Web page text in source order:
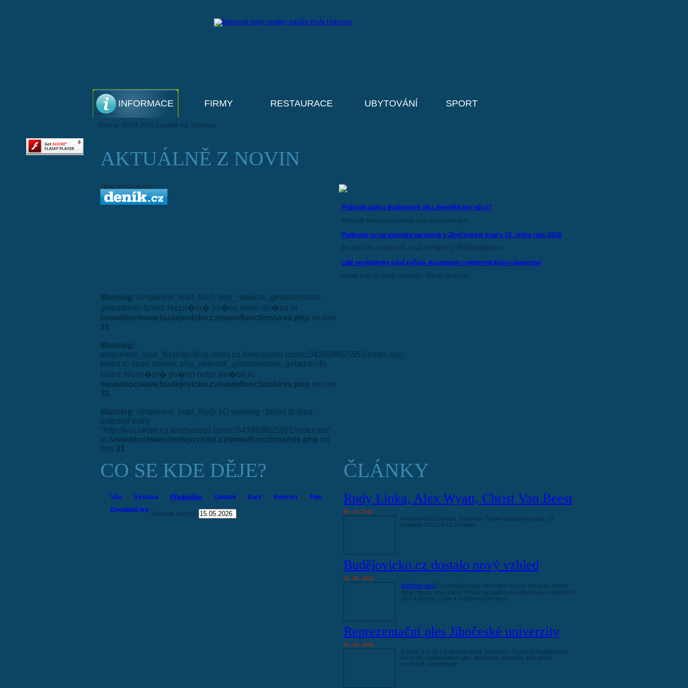
INFORMACE FIRMY RESTAURACE UBYTOVÁNÍ SPORT
Dnes je: 08.08.2026 a svátek má Soběslav
AKTUÁLNĚ Z NOVIN
Poškodil auto v Budivojově ulici. Neviděli jste něco?
Policisté hledají pachatele dopravní nehody v...
Podívejte se na miminka narozená v Jihočeském kraji v 32. týdnu roku 2026
/HLASUJTE V ANKETĚ O NEJSYMPATIČTĚJŠÍ MIMINKO/...
Lidé nevědomky tráví zvířata. Kratomem i elektronickými cigaretami
Němé tváři by nikdy neublížili. Přesto se může...
Warning: simplexml_load_file(): php_network_getaddresses:
getaddrinfo failed: Nezn�m� jm�no nebo slu�ba in
/www/doc/www.budejovicko.cz/www/functions/rss.php on line
31
Warning:
simplexml_load_file(http://kraj.idnes.cz.feedsportal.com/c/34392/f/625951/index.rss):
failed to open stream: php_network_getaddresses: getaddrinfo
failed: Nezn�m� jm�no nebo slu�ba in
/www/doc/www.budejovicko.cz/www/functions/rss.php on line
31
Warning: simplexml_load_file(): I/O warning : failed to load
external entity
"http://kraj.idnes.cz.feedsportal.com/c/34392/f/625951/index.rss"
in /www/doc/www.budejovicko.cz/www/functions/rss.php on
line 31
CO SE KDE DĚJE?
Vše Výstava Přednáška Ostatní Kurz Koncert
Film
Divadelní hra
Seznam akcí na:
ČLÁNKY
Rudy Linka, Alex Wyatt, Christ Van Beest
08. 11. 2012
Koncertní síň Otakara Jeremiáše České Budějovice pátek 16.
listopadu 2012 od 19.00 hodin
Budějovicko.cz dostalo nový vzhled
19. 06. 2012
istanbul seoČeskobudějovický informační server dostal po dlouhé
době zbrusu nový kabát. Přináší aktualizované informace z kulturního
dění a přehled zpráv z budějovického tisku.
Reprezentační ples Jihočeské univerzity
20. 05. 2009
V pátek 9.2. se v kulturním domě Metropol v Českých Budějovicích
konal 14. reprezentační ples Jihočeské univerzity, kdo přišel,
rozhodně neprohloupil!